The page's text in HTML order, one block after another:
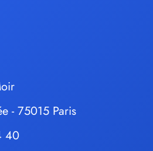
- 75015 Paris
40